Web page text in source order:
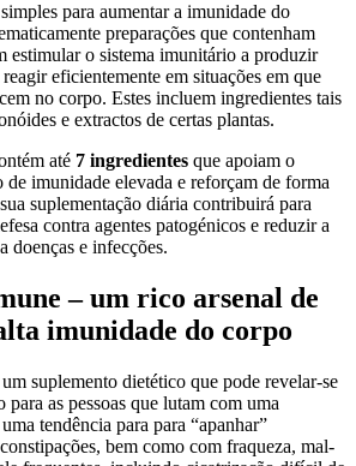
para aumentar a imunidade do
preparações que contenham
estimular o sistema imunitário a produzir
eficientemente em situações em que
no corpo. Estes incluem ingredientes tais
e extractos de certas plantas.
até 7 ingredientes que apoiam o
de imunidade elevada e reforçam de forma
suplementação diária contribuirá para
contra agentes patogénicos e reduzir a
doenças e infecções.
– um rico arsenal de
imunidade do corpo
suplemento dietético que pode revelar-se
as pessoas que lutam com uma
tendência para para “apanhar”
bem como com fraqueza, mal-